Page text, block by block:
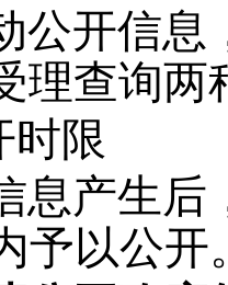
公开信息
理查询两
时限
息产生后
予以公开